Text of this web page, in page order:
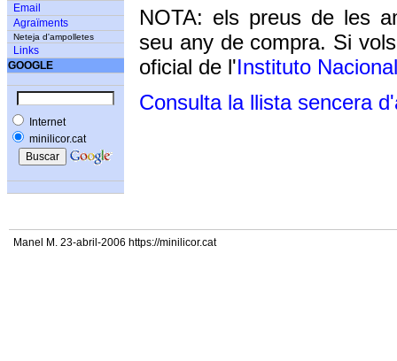
Email
Agraïments
Neteja d'ampolletes
Links
GOOGLE
Internet
minilicor.cat
NOTA: els preus de les
seu any de compra. Si
oficial de l'Instituto
Consulta la llista sencera
Manel M. 23-abril-2006 https://minilicor.cat